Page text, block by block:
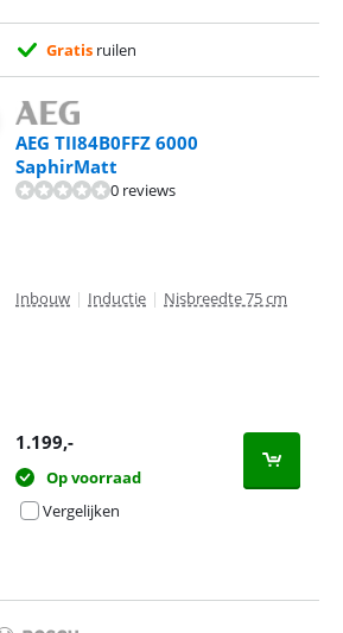
Gratis ruilen
AEG TII84B0FFZ 6000
SaphirMatt
0 reviews
Inbouw | Inductie | Nisbreedte 75 cm
1.199,-
Op voorraad
Vergelijken